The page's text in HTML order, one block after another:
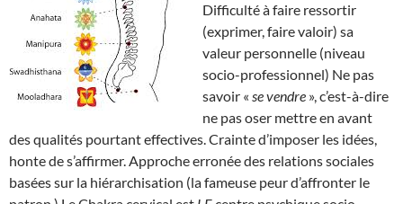
Difficulté à faire ressortir
(exprimer, faire valoir) sa
valeur personnelle (niveau
socio-professionnel) Ne pas
savoir « se vendre », c’est-à-dire
ne pas oser mettre en avant
des qualités pourtant effectives. Crainte d’imposer les idées,
honte de s’affirmer. Approche erronée des relations sociales
basées sur la hiérarchisation (la fameuse peur d’affronter le